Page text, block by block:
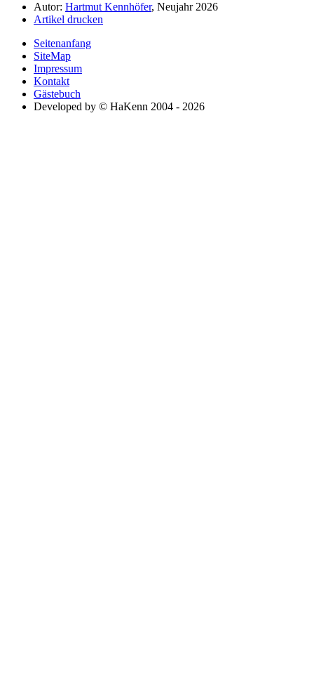
Autor: Hartmut Kennhöfer, Neujahr 2026
Artikel drucken
Seitenanfang
SiteMap
Impressum
Kontakt
Gästebuch
Developed by © HaKenn 2004 - 2026